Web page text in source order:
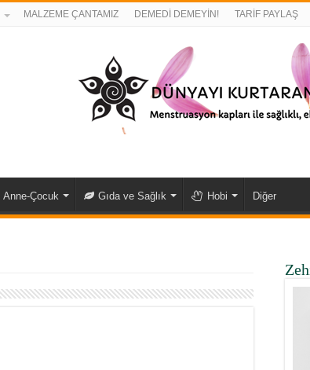
MALZEME ÇANTAMIZ DEMEDİ DEMEYİN! TARİF PAYLAŞ
Anne-Çocuk Gıda ve Sağlık Hobi Diğer